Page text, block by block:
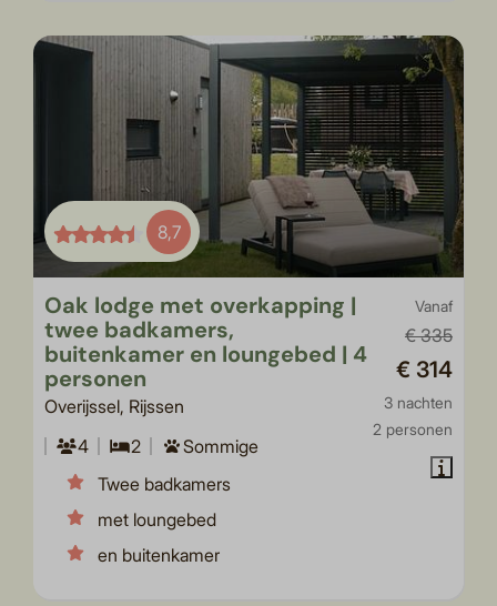
8,7
Vanaf
€ 335
€ 314
3 nachten
2 personen
Oak lodge met overkapping |
twee badkamers,
buitenkamer en loungebed | 4
personen
Overijssel, Rijssen
4
2
Sommige
Twee badkamers
met loungebed
en buitenkamer